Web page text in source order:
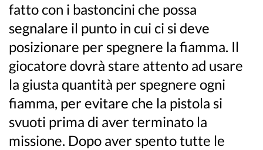
fatto con i bastoncini che possa
segnalare il punto in cui ci si deve
posizionare per spegnere la fiamma. Il
giocatore dovrà stare attento ad usare
la giusta quantità per spegnere ogni
fiamma, per evitare che la pistola si
svuoti prima di aver terminato la
missione. Dopo aver spento tutte le